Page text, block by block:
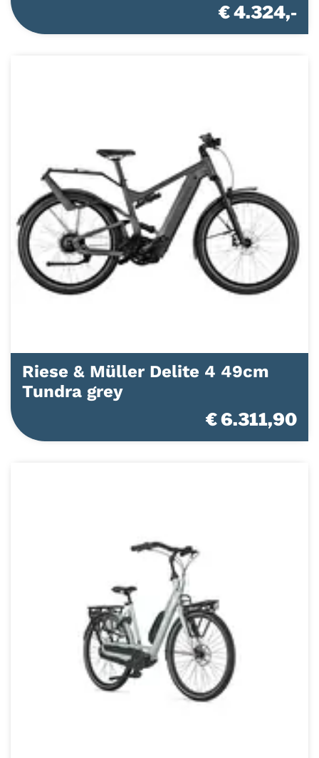
€ 4.324,-
Riese & Müller Delite 4 49cm
Tundra grey
€ 6.311,90